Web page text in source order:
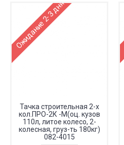
Ожидание 2-3 дня
Тачка строительная 2-х
кол.ПРО-2К -М(оц. кузов
110л, литое колесо, 2-
колесная, груз-ть 180кг)
082-4015